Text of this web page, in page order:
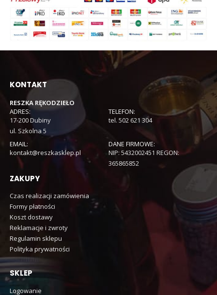
KONTAKT
RESZKA RĘKODZIEŁO
ADRES:
17-200 Dubiny
ul. Szkolna 5
TELEFON:
tel. 502 621 304
EMAIL:
kontakt@reszkasklep.pl
DANE FIRMOWE:
NIP: 5432002451 REGON:
365865852
ZAKUPY
Czas realizacji zamówienia
Formy płatności
Koszt dostawy
Reklamacje i zwroty
Regulamin sklepu
Polityka prywatności
SKLEP
Logowanie